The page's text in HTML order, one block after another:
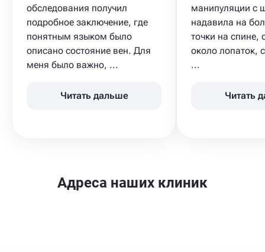
обследования получил
подробное заключение, где
понятным языком было
описано состояние вен. Для
меня было важно, ...
Читать дальше
манипуляции с
надавила на
точки на спине,
около лопаток,
...
Читать
Адреса наших клиник